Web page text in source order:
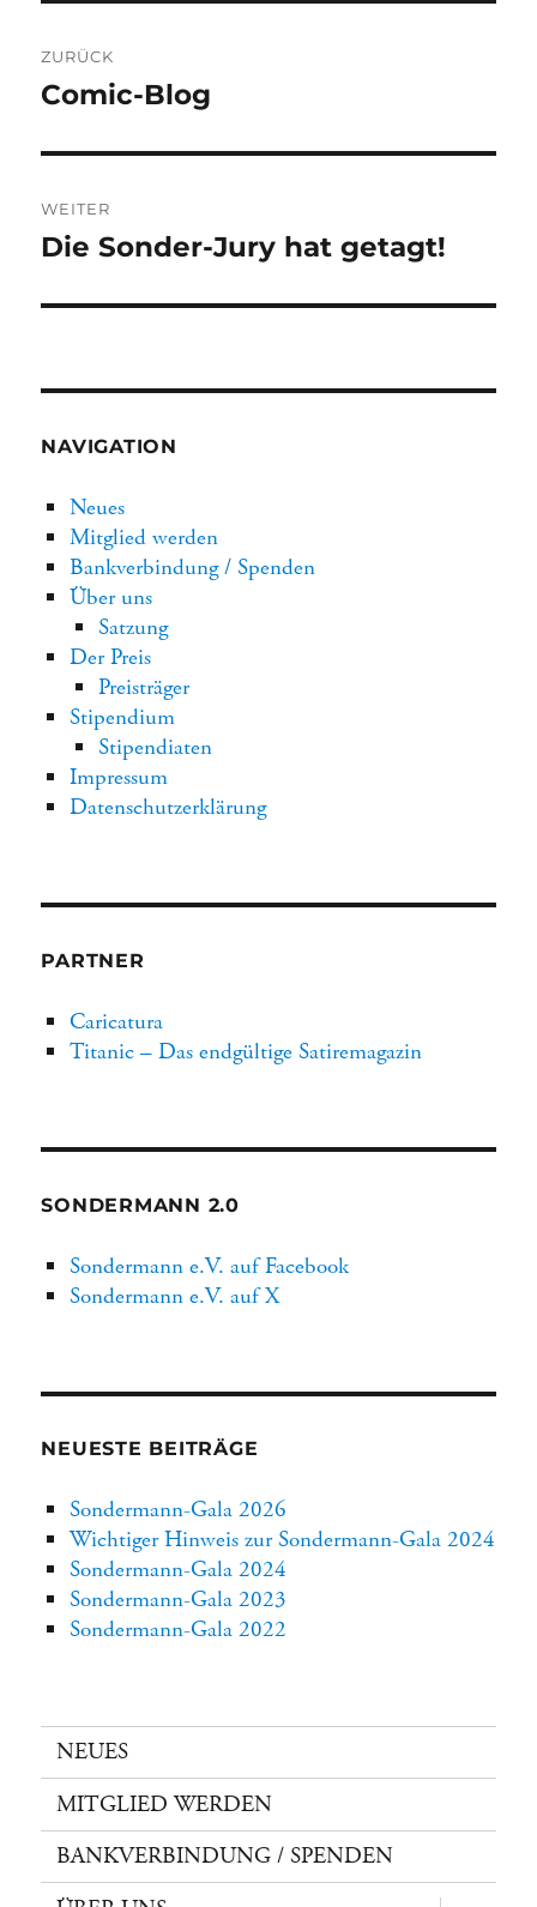
ZURÜCK
Vorheriger
Comic-Blog
WEITER
Nächster
Die Sonder-Jury hat getagt!
NAVIGATION
Neues
Mitglied werden
Bankverbindung / Spenden
Über uns
Satzung
Der Preis
Preisträger
Stipendium
Stipendiaten
Impressum
Datenschutzerklärung
PARTNER
Caricatura
Titanic – Das endgültige Satiremagazin
SONDERMANN 2.0
Sondermann e.V. auf Facebook
Sondermann e.V. auf X
NEUESTE BEITRÄGE
Sondermann-Gala 2026
Wichtiger Hinweis zur Sondermann-Gala 2024
Sondermann-Gala 2024
Sondermann-Gala 2023
Sondermann-Gala 2022
NEUES
MITGLIED WERDEN
BANKVERBINDUNG / SPENDEN